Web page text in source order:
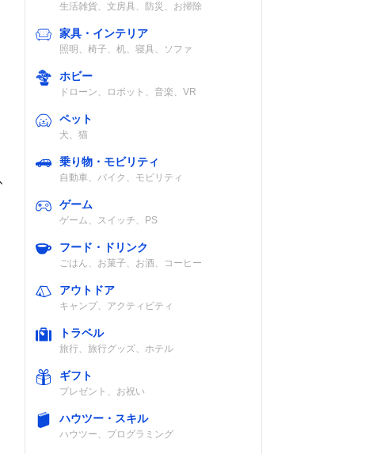
生活雑貨、文房具、防災、お掃除
家具・インテリア
照明、椅子、机、寝具、ソファ
ホビー
ドローン、ロボット、音楽、VR
ペット
犬、猫
乗り物・モビリティ
自動車、バイク、モビリティ
ゲーム
ゲーム、スイッチ、PS
フード・ドリンク
ごはん、お菓子、お酒、コーヒー
アウトドア
キャンプ、アクティビティ
トラベル
旅行、旅行グッズ、ホテル
ギフト
プレゼント、お祝い
ハウツー・スキル
ハウツー、プログラミング